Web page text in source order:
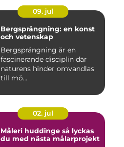
09. jul
Bergsprängning: en konst
och vetenskap
Bergsprängning är en
fascinerande disciplin där
naturens hinder omvandlas
till mö...
02. jul
Måleri huddinge så lyckas
du med nästa målarprojekt